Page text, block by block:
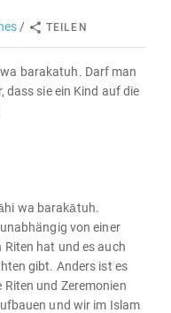
/ TEILEN
barakatuh. Darf man
sie ein Kind auf die
wa barakātuh.
von einer
hat und es auch
gibt. Anders ist es
und Zeremonien
und wir im Islam